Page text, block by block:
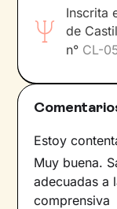
Inscrita
de
n° CL-
Estoy
Muy buena.
adecuadas a
comprensiva